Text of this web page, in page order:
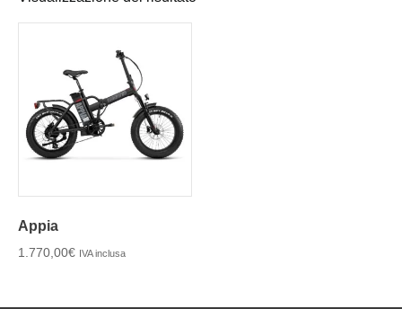
Appia
1.770,00€ IVA inclusa